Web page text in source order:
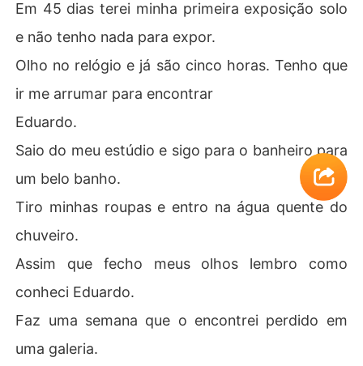
Em 45 dias terei minha primeira exposição solo
e não tenho nada para expor.
Olho no relógio e já são cinco horas. Tenho que
ir me arrumar para encontrar
Eduardo.
Saio do meu estúdio e sigo para o banheiro para
um belo banho.
Tiro minhas roupas e entro na água quente do
chuveiro.
Assim que fecho meus olhos lembro como
conheci Eduardo.
Faz uma semana que o encontrei perdido em
uma galeria.